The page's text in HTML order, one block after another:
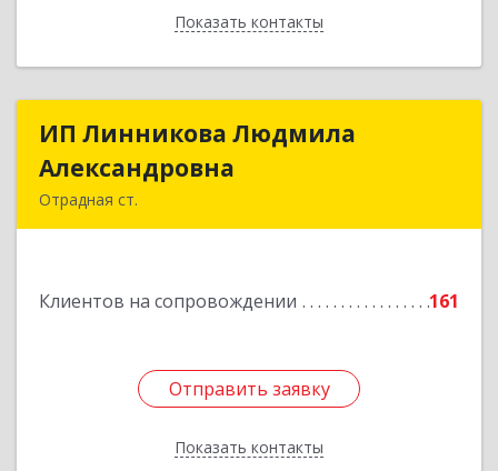
Показать контакты
Назад
ИП Линникова Людмила
Александровна
Отрадная ст.
Клиентов на сопровождении 161
Отправить заявку
Показать контакты
ИП Линникова Людмила
Подробнее
Отправить заявку
Назад